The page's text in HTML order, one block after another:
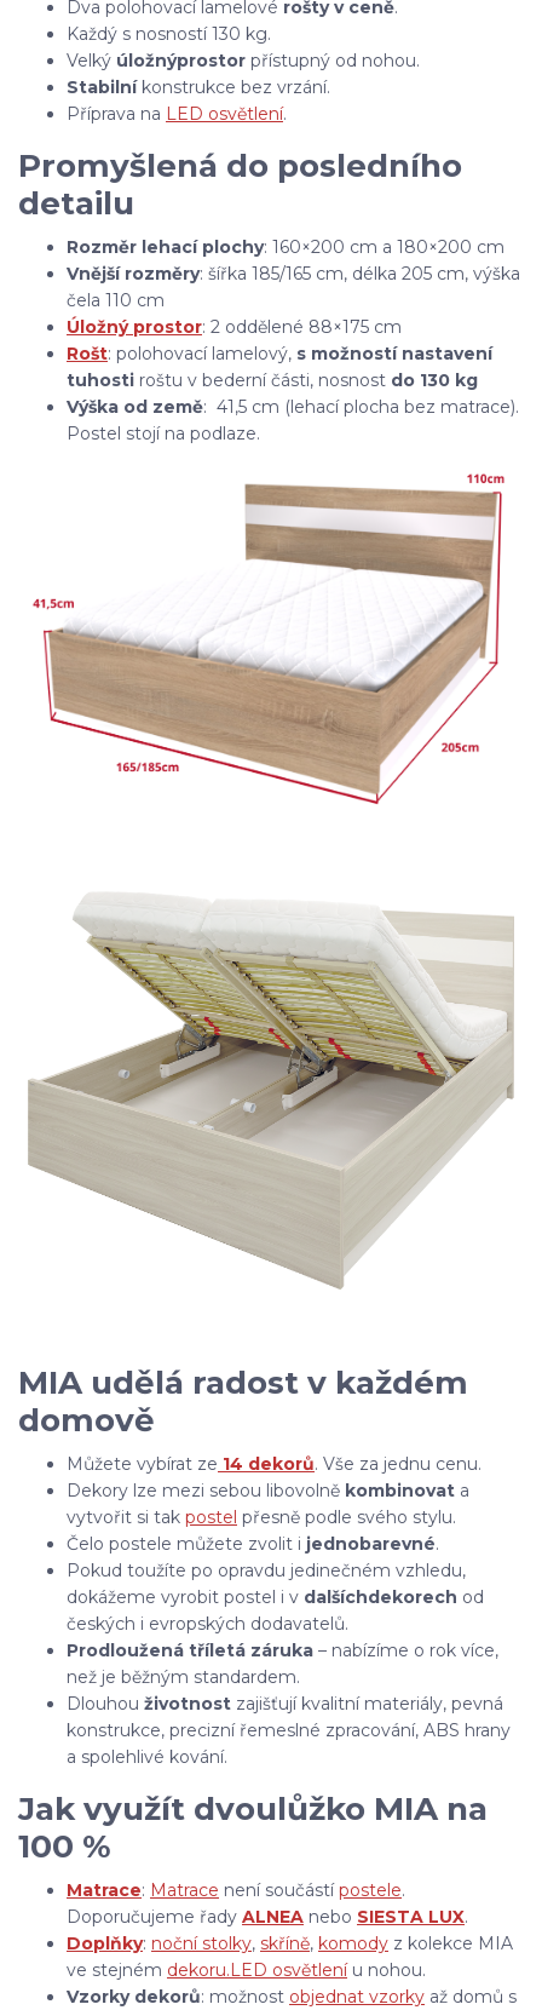
Dva polohovací lamelové rošty v ceně.
Každý s nosností 130 kg.
Velký úložnýprostor přístupný od nohou.
Stabilníkonstrukce bez vrzání.
Příprava na LED osvětlení.
Promyšlená do posledního
detailu
Rozměr lehací plochy: 160×200 cm a 180×200 cm
Vnější rozměry: šířka 185/165 cm, délka 205 cm, výška
čela 110 cm
Úložný prostor: 2 oddělené 88×175 cm
Rošt: polohovací lamelový, s možností nastavení
tuhosti roštu v bederní části, nosnost do 130 kg
Výška od země: 41,5 cm (lehací plocha bez matrace).
Postel stojí na podlaze.
MIA udělá radost v každém
domově
Můžete vybírat ze 14 dekorů. Vše za jednu cenu.
Dekory lze mezi sebou libovolně kombinovat a
vytvořit si tak postel přesně podle svého stylu.
Čelo postele můžete zvolit i jednobarevné.
Pokud toužíte po opravdu jedinečném vzhledu,
dokážeme vyrobit postel i v dalšíchdekorech od
českých i evropských dodavatelů.
Prodloužená tříletá záruka – nabízíme o rok více,
než je běžným standardem.
Dlouhou životnost zajišťují kvalitní materiály, pevná
konstrukce, precizní řemeslné zpracování, ABS hrany
a spolehlivé kování.
Jak využít dvoulůžko MIA na
100 %
Matrace: Matrace není součástípostele.
Doporučujeme řady ALNEA nebo SIESTA LUX.
Doplňky: noční stolky, skříně, komody z kolekce MIA
ve stejném dekoru.LED osvětleníu nohou.
Vzorky dekorů: možnost objednat vzorky až domů s